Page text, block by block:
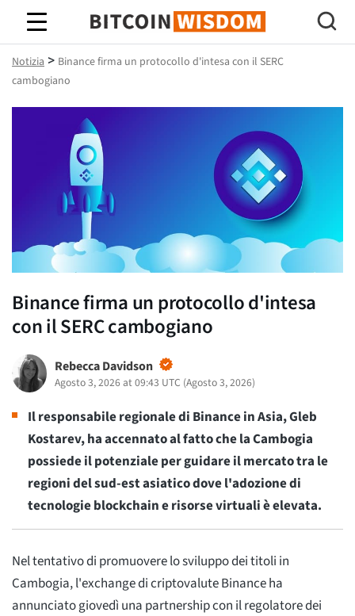
Saggezza Bitcoin
Notizia > Binance firma un protocollo d'intesa con il SERC
cambogiano
Binance firma un protocollo d'intesa
con il SERC cambogiano
Rebecca Davidson
Agosto 3, 2026 at 09:43 UTC (Agosto 3, 2026)
Il responsabile regionale di Binance in Asia, Gleb
Kostarev, ha accennato al fatto che la Cambogia
possiede il potenziale per guidare il mercato tra le
regioni del sud-est asiatico dove l'adozione di
tecnologie blockchain e risorse virtuali è elevata.
Nel tentativo di promuovere lo sviluppo dei titoli in
Cambogia, l'exchange di criptovalute Binance ha
annunciato giovedì una partnership con il regolatore dei